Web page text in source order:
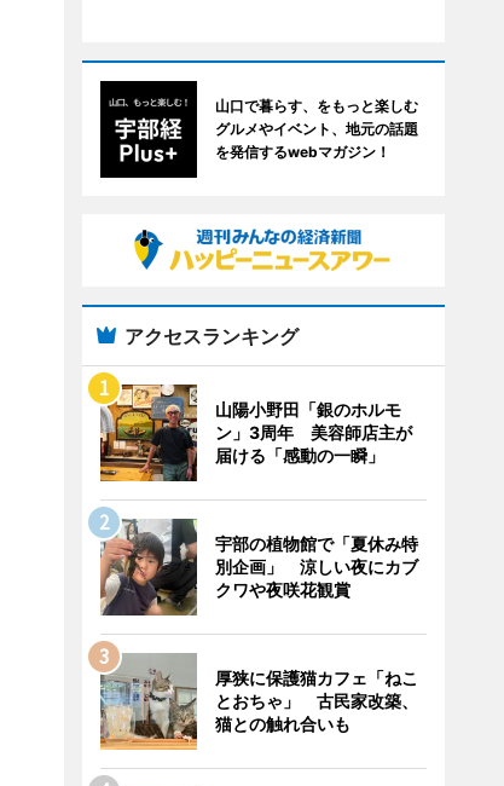
山口で暮らす、をもっと楽しむ
グルメやイベント、地元の話題
を発信するwebマガジン！
アクセスランキング
山陽小野田「銀のホルモ
ン」3周年 美容師店主が
届ける「感動の一瞬」
宇部の植物館で「夏休み特
別企画」 涼しい夜にカブ
クワや夜咲花観賞
厚狭に保護猫カフェ「ねこ
とおちゃ」 古民家改築、
猫との触れ合いも